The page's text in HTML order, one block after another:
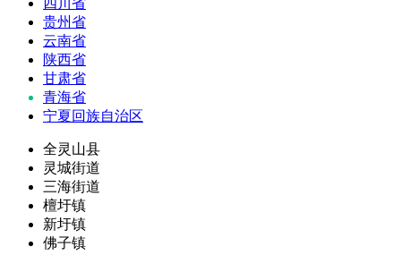
四川省
贵州省
云南省
陕西省
甘肃省
青海省
宁夏回族自治区
全灵山县
灵城街道
三海街道
檀圩镇
新圩镇
佛子镇